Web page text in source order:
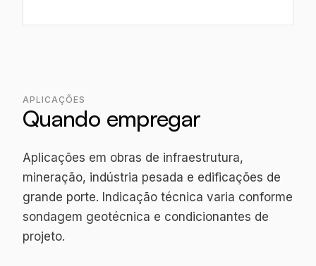
APLICAÇÕES
Quando empregar
Aplicações em obras de infraestrutura,
mineração, indústria pesada e edificações de
grande porte. Indicação técnica varia conforme
sondagem geotécnica e condicionantes de
projeto.